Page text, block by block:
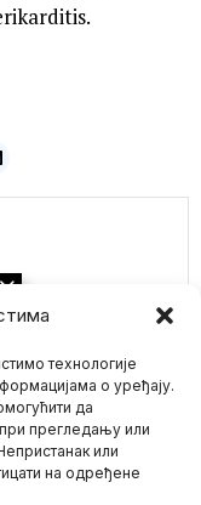
технологије
о уређају.
да
прегледању или
или
на одређене